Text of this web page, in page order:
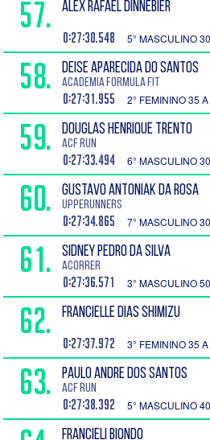
57. ALEX RAFAEL DINNEBIER
0:27:30.548 5° MASCULINO
58. DEISE APARECIDA DO SANTOS
Academia Formula Fit
0:27:31.955 2° FEMININO 35
59. DOUGLAS HENRIQUE TRENTO
ACF Run
0:27:33.494 6° MASCULINO
60. GUSTAVO ANTONIAK DA ROSA
Upperunners
0:27:34.865 7° MASCULINO
61. SIDNEY PEDRO DA SILVA
Acorrer
0:27:36.571 3° MASCULINO
62. FRANCIELLE DIAS SHIMIZU
0:27:37.972 3° FEMININO 35
63. PAULO ANDRE DOS SANTOS
ACF RUN
0:27:38.392 5° MASCULINO
FRANCIELI BIONDO